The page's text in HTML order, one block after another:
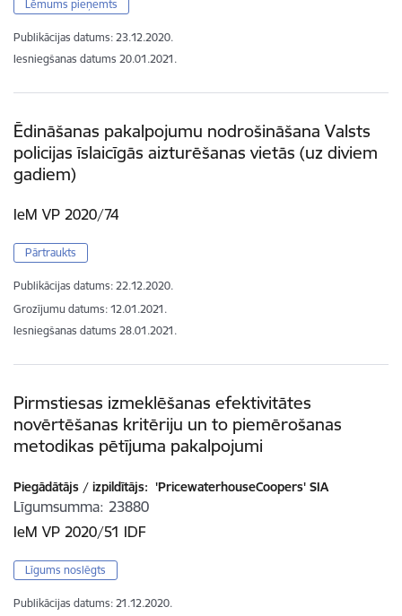
Lēmums pieņemts
Publikācijas datums: 23.12.2020.
Iesniegšanas datums 20.01.2021.
Ēdināšanas pakalpojumu nodrošināšana Valsts
policijas īslaicīgās aizturēšanas vietās (uz diviem
gadiem)
IeM VP 2020/74
Pārtraukts
Publikācijas datums: 22.12.2020.
Grozījumu datums: 12.01.2021.
Iesniegšanas datums 28.01.2021.
Pirmstiesas izmeklēšanas efektivitātes
novērtēšanas kritēriju un to piemērošanas
metodikas pētījuma pakalpojumi
Piegādātājs / izpildītājs: 'PricewaterhouseCoopers' SIA
Līgumsumma 23880
IeM VP 2020/51 IDF
Līgums noslēgts
Publikācijas datums: 21.12.2020.